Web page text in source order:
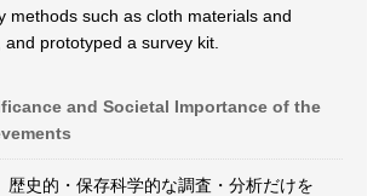
methods such as cloth materials and
prototyped a survey kit.
and Societal Importance of the
歴史的・保存科学的な調査・分析だけを